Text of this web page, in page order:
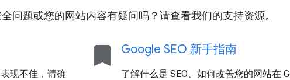
问题或您的网站内容有疑问吗？请查看我们的支持资源。
现不佳，请确
bookmark Google SEO 新手指南
了解什么是 SEO、如何改善您的网站在